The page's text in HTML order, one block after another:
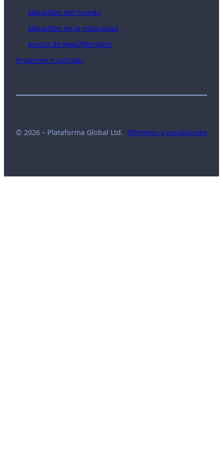
Maravillas del mundo
Maravillas de la naturaleza
Acerca de New7Wonders
Proponer o solicitar
© 2026 – Plataforma Global Ltd. Términos y condiciones